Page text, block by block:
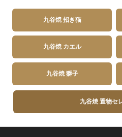
九谷焼 招き猫
九谷焼 カエル
九谷焼 獅子
九谷焼 置物セ